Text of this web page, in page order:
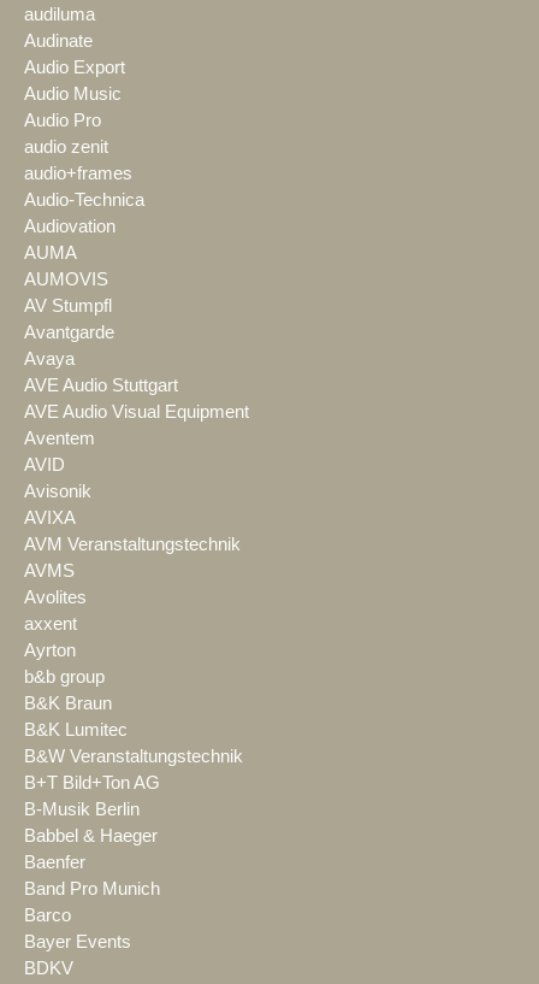
audiluma
Audinate
Audio Export
Audio Music
Audio Pro
audio zenit
audio+frames
Audio-Technica
Audiovation
AUMA
AUMOVIS
AV Stumpfl
Avantgarde
Avaya
AVE Audio Stuttgart
AVE Audio Visual Equipment
Aventem
AVID
Avisonik
AVIXA
AVM Veranstaltungstechnik
AVMS
Avolites
axxent
Ayrton
b&b group
B&K Braun
B&K Lumitec
B&W Veranstaltungstechnik
B+T Bild+Ton AG
B-Musik Berlin
Babbel & Haeger
Baenfer
Band Pro Munich
Barco
Bayer Events
BDKV